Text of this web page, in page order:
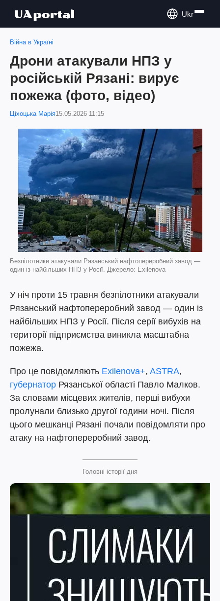
Ukr
Війна в Україні
Дрони атакували НПЗ у
російській Рязані: вирує
пожежа (фото, відео)
Ціхоцька Марія15.05.2026 11:15
Безпілотники атакували Рязанський нафтопереробний завод —
один із найбільших НПЗ у Росії. Джерело: Exilenova
У ніч проти 15 травня безпілотники атакували
Рязанський нафтопереробний завод — один із
найбільших НПЗ у Росії. Після серії вибухів на
території підприємства виникла масштабна
пожежа.
Про це повідомляють Exilenova+, ASTRA,
губернатор Рязанської області Павло Малков.
За словами місцевих жителів, перші вибухи
пролунали близько другої години ночі. Після
цього мешканці Рязані почали повідомляти про
атаку на нафтопереробний завод.
Головні історії дня